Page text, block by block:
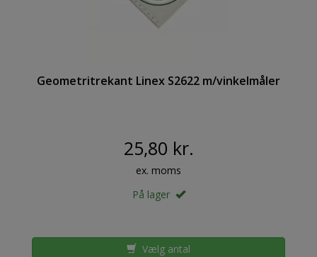
Geometritrekant Linex S2622 m/vinkelmåler
25,80 kr.
ex. moms
På lager
Vælg antal